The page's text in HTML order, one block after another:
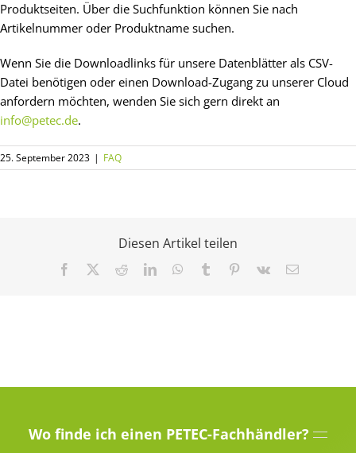
Produktseiten. Über die Suchfunktion können Sie nach
Artikelnummer oder Produktname suchen.
Wenn Sie die Downloadlinks für unsere Datenblätter als CSV-
Datei benötigen oder einen Download-Zugang zu unserer Cloud
anfordern möchten, wenden Sie sich gern direkt an
info@petec.de.
25. September 2023 | FAQ
Diesen Artikel teilen
Facebook RedditLinkedInWhatsApp
Tumblr Pinterest
Vk
E-
Wo finde ich einen PETEC-Fachhändler?